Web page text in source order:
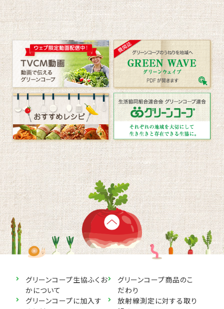
グリーンコープ生協ふくお
かについて
グリーンコープ商品のこ
だわり
グリーンコープに加入す
放射線測定に対する取り